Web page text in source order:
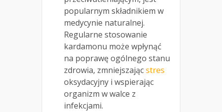
popularnym składnikiem w
medycynie naturalnej.
Regularne stosowanie
kardamonu może wpłynąć
na poprawę ogólnego stanu
zdrowia, zmniejszającstres
oksydacyjny i wspierając
organizm w walce z
infekcjami.